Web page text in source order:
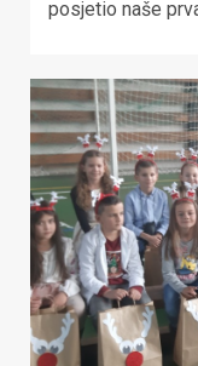
posjetio naše